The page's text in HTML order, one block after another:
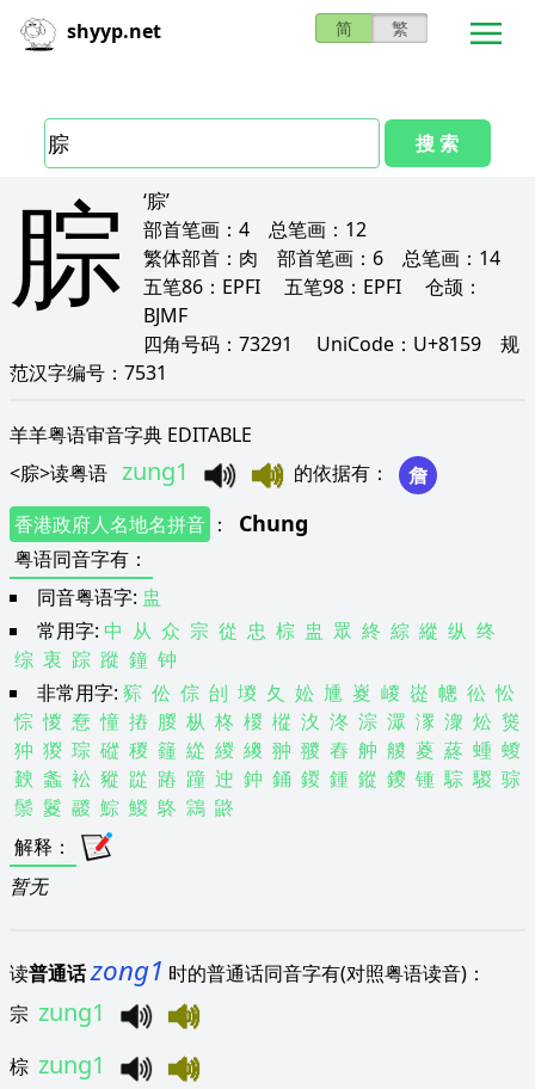
shyyp.net 简 繁
搜 索
腙
‘腙’
部首笔画： 4 总笔画： 12
繁体部首： 肉 部首笔画： 6 总笔画： 14
五笔86： EPFI 五笔98： EPFI 仓颉：
BJMF
四角号码： 73291 UniCode： U+8159 规
范汉字编号： 7531
羊羊粤语审音字典 EDITABLE
<腙>读粤语 zung1 的依据有 ：
詹
香港政府人名地名拼音 ： Chung
粤语同音字有 ：
同音粤语字: 盅
常用字: 中 从 众 宗 從 忠 棕 盅 眾 終 綜 縱 纵 终
综 衷 踪 蹤 鐘 钟
非常用字: 䝋 伀 倧 刣 堫 夂 妐 尰 嵏 嵕 嵸 幒 彸 忪
悰 惾 憃 憧 摏 朡 枞 柊 椶 樅 汷 泈 淙 潀 潈 潨 炂 熧
狆 猣 琮 磫 稯 籦 緃 緵 繌 翀 翪 舂 舯 艐 葼 蔠 蝩 蝬
螤 螽 衳 豵 踨 蹖 蹱 迚 鈡 銿 鍐 鍾 鏦 鑁 锺 騌 騣 骔
鬃 鬉 鬷 鯮 鯼 鴤 鶎 鼨
解释 ：
暂无
读普通话zong1 时的普通话同音字有(对照粤语读音)：
宗 zung1
棕 zung1